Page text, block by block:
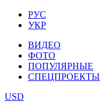
РУС
УКР
ВИДЕО
ФОТО
ПОПУЛЯРНЫЕ
СПЕЦПРОЕКТЫ
USD